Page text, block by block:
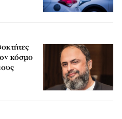
κόσμο